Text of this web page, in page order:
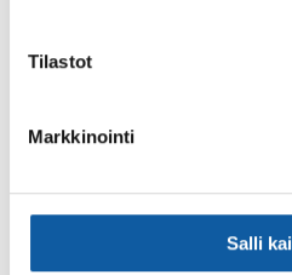
Tilastot
Markkinointi
Salli
Luentosarja